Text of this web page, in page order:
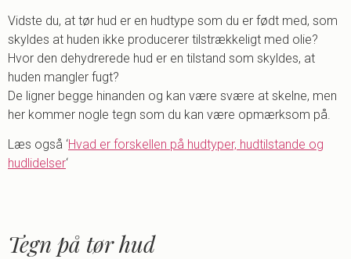
Vidste du, at tør hud er en hudtype som du er født med, som
skyldes at huden ikke producerer tilstrækkeligt med olie?
Hvor den dehydrerede hud er en tilstand som skyldes, at
huden mangler fugt?
De ligner begge hinanden og kan være svære at skelne, men
her kommer nogle tegn som du kan være opmærksom på.
Læs også ‘Hvad er forskellen på hudtyper, hudtilstande og
hudlidelser‘
Tegn på tør hud